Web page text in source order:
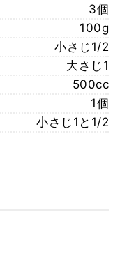
3個
100g
小さじ1/2
大さじ1
500cc
1個
小さじ1と1/2